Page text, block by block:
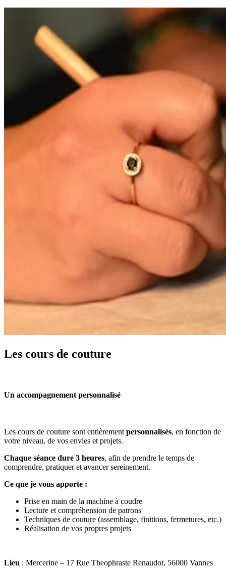
Les cours de couture
Un accompagnement personnalisé
Les cours de couture sont entièrementpersonnalisés, en fonction de
votre niveau, de vos envies et projets.
Chaque séance dure 3 heures, afin de prendre le temps de
comprendre, pratiquer et avancer sereinement.
Ce que je vous apporte :
Prise en main de la machine à coudre
Lecture et compréhension de patrons
Techniques de couture (assemblage, finitions, fermetures, etc.)
Réalisation de vos propres projets
Lieu : Mercerine – 17 Rue Theophraste Renaudot, 56000 Vannes